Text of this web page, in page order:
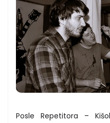
Posle Repetitora –